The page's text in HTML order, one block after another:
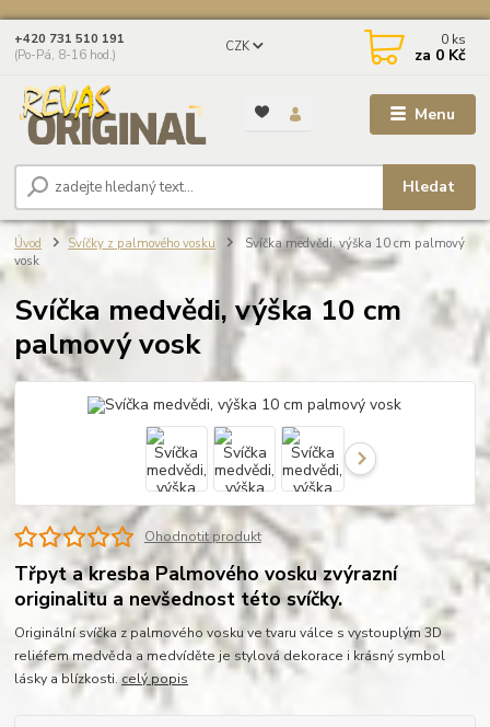
Menu
CZK
Hledat
+420 731 510 191
(Po-Pá, 8-16 hod.)
0 ks
za 0 Kč
Úvod Svíčky z palmového vosku
Svíčka medvědi, výška 10 cm palmový
vosk
Svíčka medvědi, výška 10 cm
palmový vosk
Ohodnotit produkt
Třpyt a kresba Palmového vosku zvýrazní
originalitu a nevšednost této svíčky.
Originální svíčka z palmového vosku ve tvaru válce s vystouplým 3D
reliéfem medvěda a medvíděte je stylová dekorace i krásný symbol
lásky a blízkosti.celý popis